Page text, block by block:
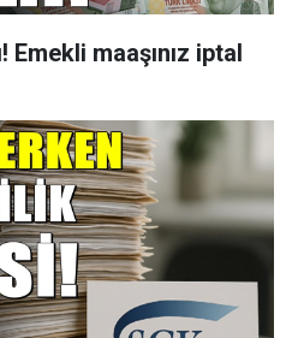
Emekli maaşınız iptal